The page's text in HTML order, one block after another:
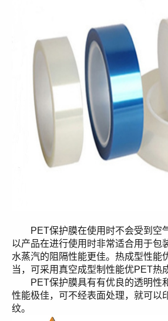
PET保护膜在使用时不会受到空
以产品在进行使用时非常适合用于包
水蒸汽的阻隔性能更佳。热成型性能
当，可采用真空成型制性能优PET热
PET保护膜具有有优良的透明性
性能极佳，可不经表面处理，就可以
纹。